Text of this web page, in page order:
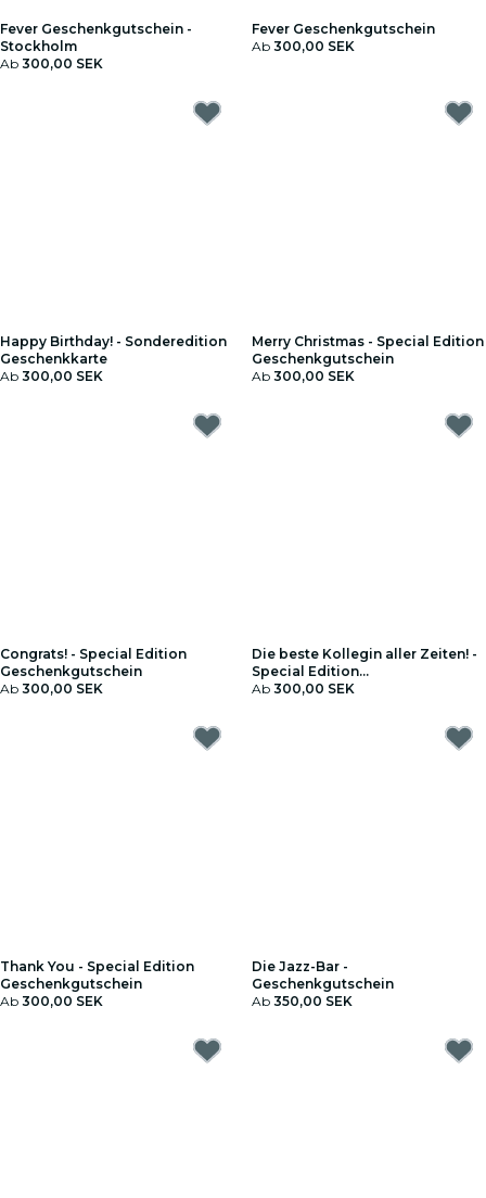
Fever Geschenkgutschein -
Stockholm
Ab 300,00 SEK
Fever Geschenkgutschein
Ab 300,00 SEK
Happy Birthday! - Sonderedition
Geschenkkarte
Ab 300,00 SEK
Merry Christmas - Special Edition
Geschenkgutschein
Ab 300,00 SEK
Congrats! - Special Edition
Geschenkgutschein
Ab 300,00 SEK
Die beste Kollegin aller Zeiten! -
Special Edition
Geschenkgutschein
Ab 300,00 SEK
Thank You - Special Edition
Geschenkgutschein
Ab 300,00 SEK
Die Jazz-Bar -
Geschenkgutschein
Ab 350,00 SEK